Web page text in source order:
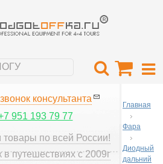
консультанта
951 193 79 77
по всей России!
путешествиях с 2009г
Главная
Фара
Диодный
дальний